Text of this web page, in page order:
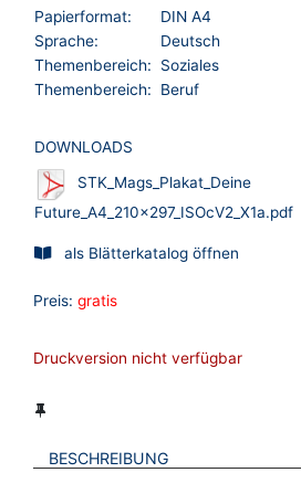
Papierformat:
DIN A4
Sprache:
Deutsch
Themenbereich:
Soziales
Themenbereich:
Beruf
DOWNLOADS
STK_Mags_Plakat_Deine
Future_A4_210x297_ISOcV2_X1a.pdf
als Blätterkatalog öffnen
Preis: gratis
Druckversion nicht verfügbar
BESCHREIBUNG